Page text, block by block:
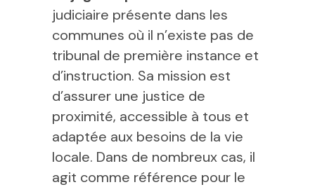
judiciaire présente dans les
communes où il n’existe pas de
tribunal de première instance et
d’instruction. Sa mission est
d’assurer une justice de
proximité, accessible à tous et
adaptée aux besoins de la vie
locale. Dans de nombreux cas, il
agit comme référence pour le